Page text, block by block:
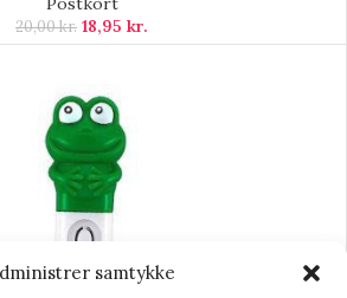
samtykke
20,00kr. 18,95 kr.